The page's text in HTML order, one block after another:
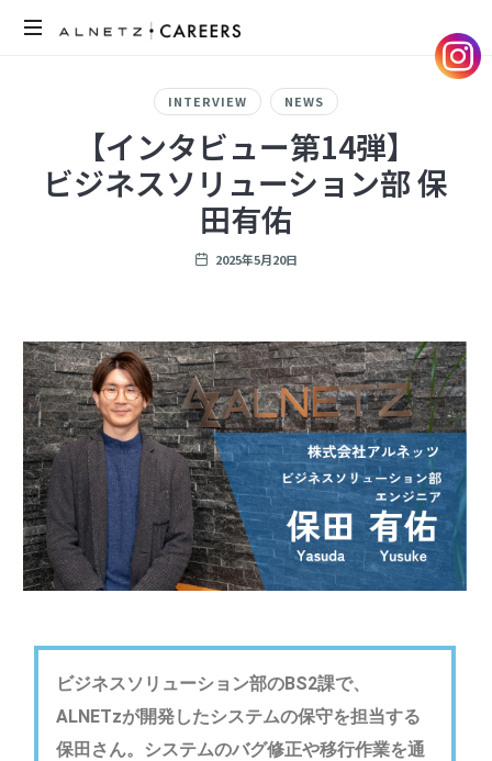
ツ
の
で
す。
メ
ン
バ
ー
の
紹
介
を
中
採
用
関
す
INTERVIEW NEWS
【インタビュー第14弾】
ビジネスソリューション部 保
田有佑
2025年5月20日
ビジネスソリューション部のBS2課で、
ALNETzが開発したシステムの保守を担当する
保田さん。システムのバグ修正や移行作業を通